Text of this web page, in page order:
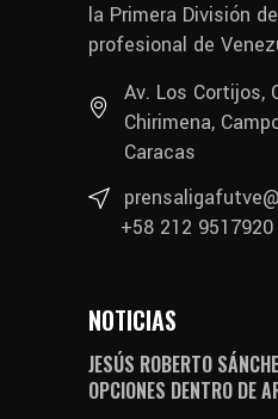
la Primera División
profesional de
Av. Los Cortijos,
Chirimena,
Caracas
+58 212 9517920
NOTICIAS
JESÚS ROBERTO
OPCIONES DENTRO DE